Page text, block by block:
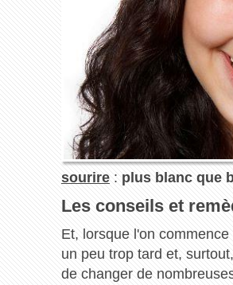
sourire: plus blanc que
Les conseils et
Et, lorsque l'on
un peu trop tard et,
de changer de